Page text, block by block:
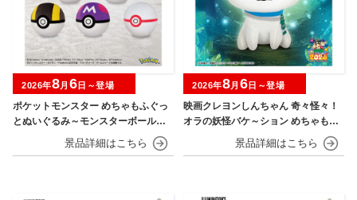
ポケットモンスター めちゃもふぐっ
とぬいぐるみ～モンスターボール・
スーパーボール・ハイパーボール・
マスターボール・プレミアボール～
2026年8月 6日～登場
映画クレヨンしんちゃん 奇々怪々！
オラの妖怪バケ～ション めちゃもふ
ぐっとぬいぐるみ～おすわりポーズ
2026年8月 6日～登場